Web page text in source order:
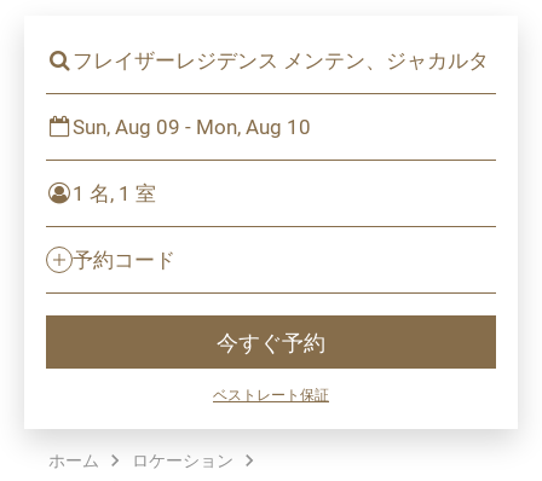
フレイザーレジデンス メンテン、ジャカルタ
Sun, Aug 09 - Mon, Aug 10
1 名, 1 室
予約コード
今すぐ予約
ベストレート保証
ホーム
ロケーション